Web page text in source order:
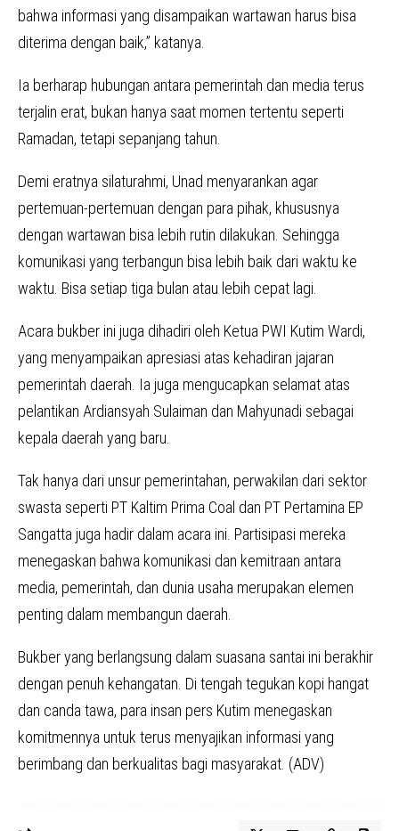
bahwa informasi yang disampaikan wartawan harus bisa
diterima dengan baik,” katanya.
Ia berharap hubungan antara pemerintah dan media terus
terjalin erat, bukan hanya saat momen tertentu seperti
Ramadan, tetapi sepanjang tahun.
Demi eratnya silaturahmi, Unad menyarankan agar
pertemuan-pertemuan dengan para pihak, khususnya
dengan wartawan bisa lebih rutin dilakukan. Sehingga
komunikasi yang terbangun bisa lebih baik dari waktu ke
waktu. Bisa setiap tiga bulan atau lebih cepat lagi.
Acara bukber ini juga dihadiri oleh Ketua PWI Kutim Wardi,
yang menyampaikan apresiasi atas kehadiran jajaran
pemerintah daerah. Ia juga mengucapkan selamat atas
pelantikan Ardiansyah Sulaiman dan Mahyunadi sebagai
kepala daerah yang baru.
Tak hanya dari unsur pemerintahan, perwakilan dari sektor
swasta seperti PT Kaltim Prima Coal dan PT Pertamina EP
Sangatta juga hadir dalam acara ini. Partisipasi mereka
menegaskan bahwa komunikasi dan kemitraan antara
media, pemerintah, dan dunia usaha merupakan elemen
penting dalam membangun daerah.
Bukber yang berlangsung dalam suasana santai ini berakhir
dengan penuh kehangatan. Di tengah tegukan kopi hangat
dan canda tawa, para insan pers Kutim menegaskan
komitmennya untuk terus menyajikan informasi yang
berimbang dan berkualitas bagi masyarakat. (ADV)